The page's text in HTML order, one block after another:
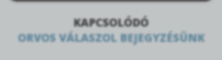
KAPCSOLÓDÓ
ORVOS VÁLASZOL BEJEGYZÉSÜNK